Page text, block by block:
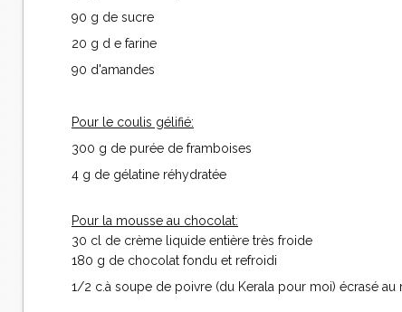
90 g de sucre
20 g d e farine
90 d'amandes
Pour le coulis gélifié:
300 g de purée de framboises
4 g de gélatine réhydratée
Pour la mousse au chocolat:
30 cl de crème liquide entière très froide
180 g de chocolat fondu et refroidi
1/2 c.à soupe de poivre (du Kerala pour moi) écrasé au